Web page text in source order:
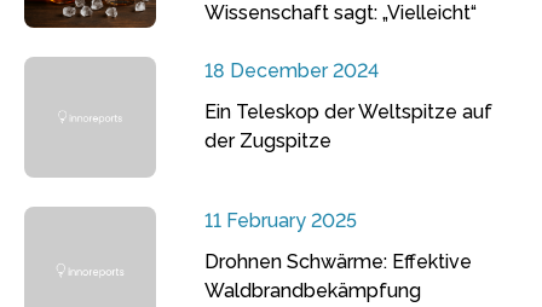
Wissenschaft sagt: „Vielleicht“
18 December 2024
Ein Teleskop der Weltspitze auf
der Zugspitze
11 February 2025
Drohnen Schwärme: Effektive
Waldbrandbekämpfung